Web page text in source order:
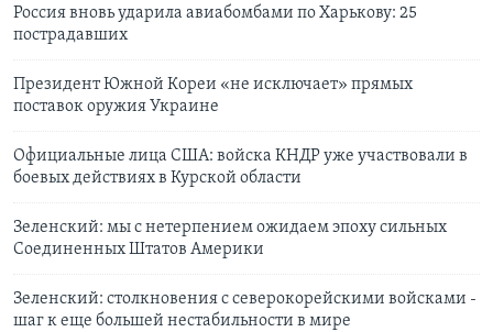
Россия вновь ударила авиабомбами по Харькову: 25
пострадавших
Президент Южной Кореи «не исключает» прямых
поставок оружия Украине
Официальные лица США: войска КНДР уже участвовали в
боевых действиях в Курской области
Зеленский: мы с нетерпением ожидаем эпоху сильных
Соединенных Штатов Америки
Зеленский: столкновения с северокорейскими войсками -
шаг к еще большей нестабильности в мире